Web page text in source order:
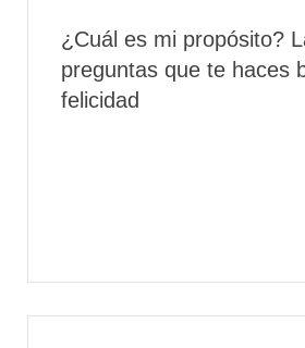
¿Cuál es mi propósito?
preguntas que te haces
felicidad